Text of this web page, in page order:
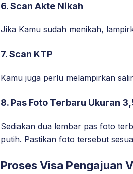
6. Scan Akte Nikah
Jika Kamu sudah menikah,
7. Scan KTP
Kamu juga perlu melampirkan
8. Pas Foto Terbaru Ukuran
Sediakan dua lembar pas foto
putih. Pastikan foto tersebut
Proses Visa Pengajuan